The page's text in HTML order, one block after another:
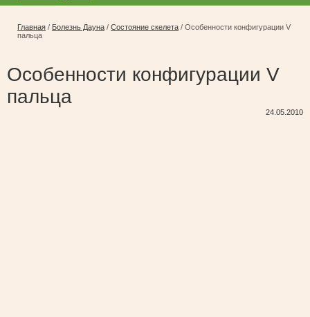
Главная / Болезнь Дауна / Состояние скелета / Особенности конфигурации V
пальца
Особенности конфигурации V
пальца
24.05.2010